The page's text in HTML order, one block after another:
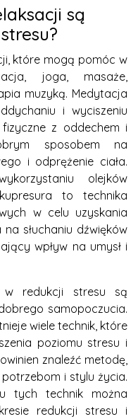
są
które mogą pomóc w
joga, masaże,
muzyką. Medytacja
i wyciszeniu
fizyczne z oddechem i
sposobem na
i odprężenie ciała.
olejków
to technika
w celu uzyskania
słuchaniu dźwięków
wpływ na umysł i
w redukcji stresu są
samopoczucia.
wiele technik, które
poziomu stresu i
znaleźć metodę,
i stylu życia.
tych technik można
redukcji stresu i